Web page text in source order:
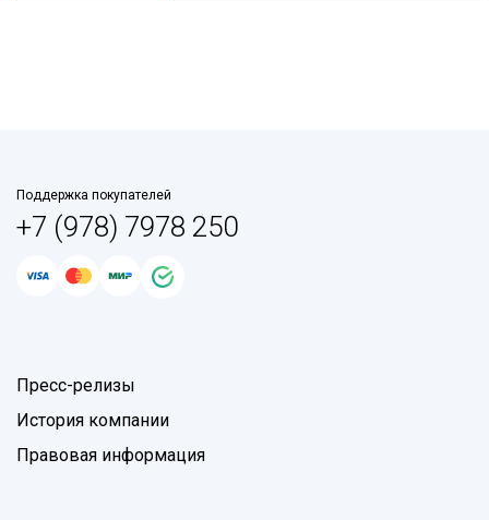
Поддержка покупателей
+7 (978) 7978 250
Пресс-релизы
История компании
Правовая информация